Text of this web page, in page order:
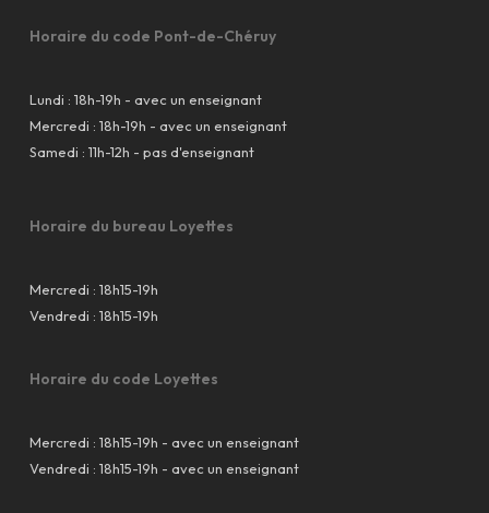
Horaire du code Pont-de-Chéruy
Lundi : 18h-19h - avec un enseignant
Mercredi : 18h-19h - avec un enseignant
Samedi : 11h-12h - pas d'enseignant
Horaire du bureau Loyettes
Mercredi : 18h15-19h
Vendredi : 18h15-19h
Horaire du code Loyettes
Mercredi : 18h15-19h - avec un enseignant
Vendredi : 18h15-19h - avec un enseignant